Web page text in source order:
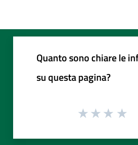
Quanto sono chiare le
su questa pagina?